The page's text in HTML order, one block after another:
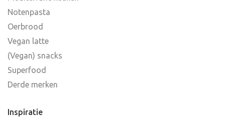
Notenpasta
Oerbrood
Vegan latte
(Vegan) snacks
Superfood
Derde merken
Inspiratie